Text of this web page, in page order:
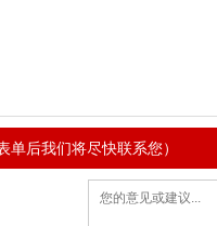
单后我们将尽快联系您）